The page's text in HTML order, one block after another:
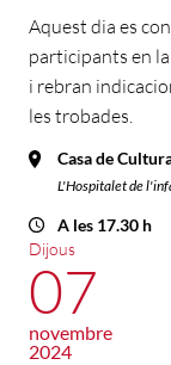
Aquest dia es
participants en
i rebran
les trobades.
Casa de
L'Hospitalet de
A les 17.30 h
Dijous
07
novembre
2024